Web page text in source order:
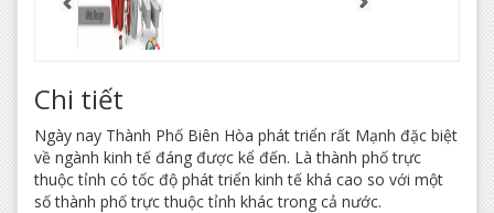
Chi tiết
Ngày nay Thành Phố Biên Hòa phát triển rất Mạnh đặc biệt
về ngành kinh tế đáng được kể đến. Là thành phố trực
thuộc tỉnh có tốc độ phát triển kinh tế khá cao so với một
số thành phố trực thuộc tỉnh khác trong cả nước.